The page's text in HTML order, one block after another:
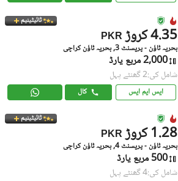
ٹائیٹینیم
PKR 4.35 کروڑ
بحریہ ٹاؤن - پریسنٹ 3, بحریہ ٹاؤن کراچی
2,000 مربع یارڈ
شامل کی:2 گھنٹے پہل
ایس ایم ایس کال
ٹائیٹینیم
PKR 1.28 کروڑ
بحریہ ٹاؤن - پریسنٹ 4, بحریہ ٹاؤن کراچی
500 مربع یارڈ
شامل کی:4 گھنٹے پہل